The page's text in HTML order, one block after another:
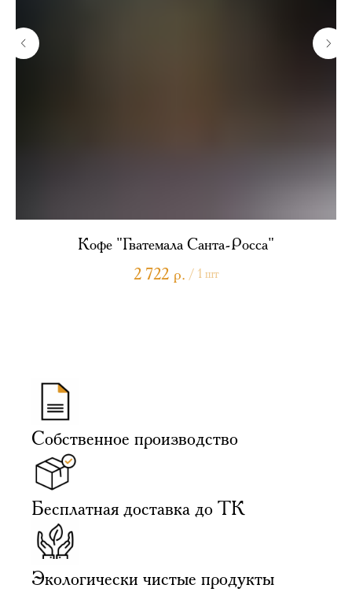
Кофе "Гватемала Санта-Росса"
2 722 р. / 1 шт
Собственное производство
Бесплатная доставка до ТК
Экологически чистые продукты